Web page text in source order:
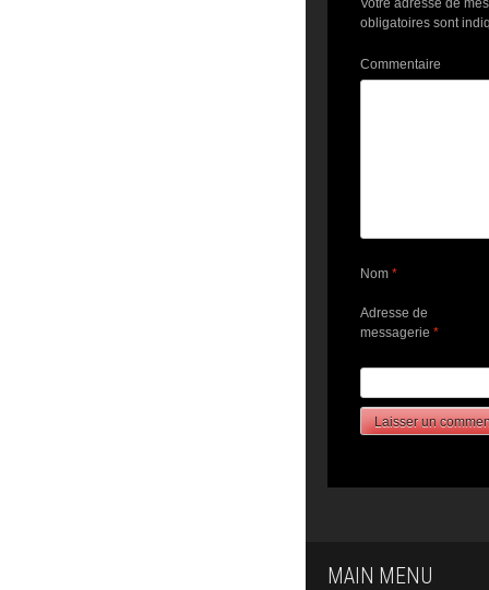
Votre adresse de
obligatoires sont
Commentaire
Nom *
Adresse de
messagerie *
MAIN MENU